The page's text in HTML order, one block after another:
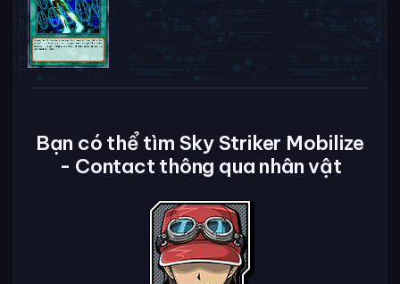
Bạn có thể tìm Sky Striker Mobilize
- Contact thông qua nhân vật